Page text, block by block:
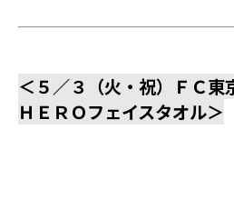
＜５／３（火・祝）ＦＣ
ＨＥＲＯフェイスタオル＞